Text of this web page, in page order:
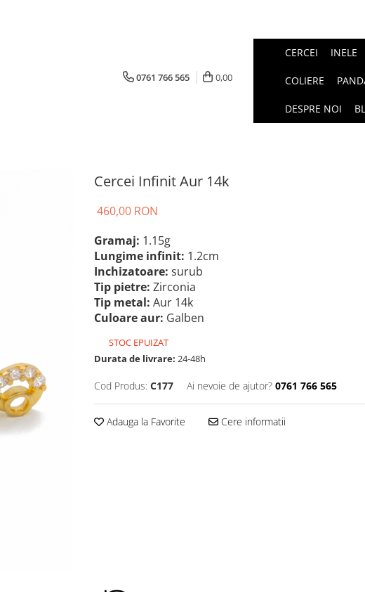
0761 766 565 0,00
CERCEI INELE
COLIERE
DESPRE NOI
Cercei Infinit Aur 14k
460,00 RON
Gramaj: 1.15g
Lungime infinit: 1.2cm
Inchizatoare: surub
Tip pietre: Zirconia
Tip metal: Aur 14k
Culoare aur: Galben
STOC EPUIZAT
Durata de livrare: 24-48h
Cod Produs: C177 Ai nevoie de ajutor? 0761 766 565
Adauga la Favorite Cere informatii